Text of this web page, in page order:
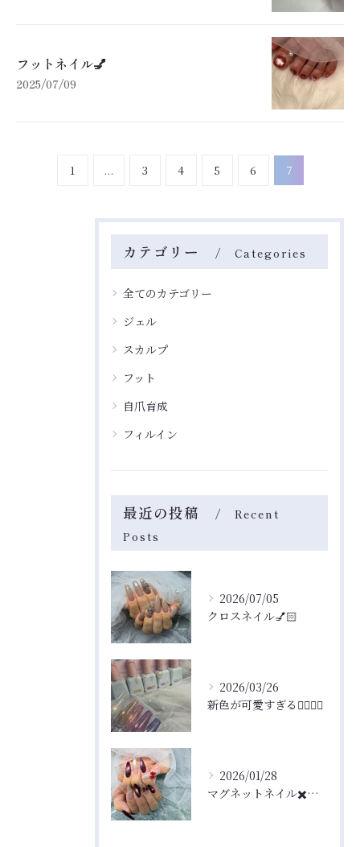
フットネイル💅
2025/07/09
1 ... 3 4 5 6 7
カテゴリー Categories
全てのカテゴリー
ジェル
スカルプ
フット
自爪育成
フィルイン
最近の投稿
Recent
Posts
2026/07/05
クロスネイル💅🏻
2026/03/26
新色が可愛すぎる🤦‍♀️🤦‍♀️
2026/01/28
マグネットネイル✖️フラッシュネイル
Reserve
Reserve